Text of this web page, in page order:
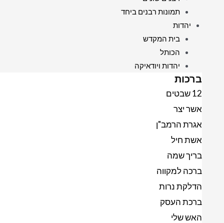
תמונות רבנים ביחד
יהדות
בית המקדש
הכותל
יהדות ויודאיקה
ברכות
12 שבטים
אשר יצר
אגרת הרמב"ן
אשת חיל
בריך שמה
ברכה למקווה
הדלקת נרות
ברכת העסק
האש שלי